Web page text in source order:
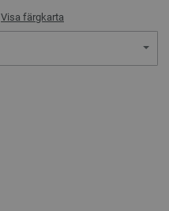
Visa färgkarta